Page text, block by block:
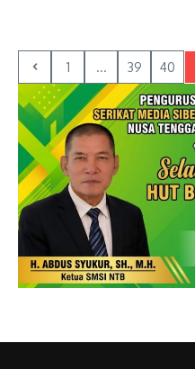
1 ... 39 40